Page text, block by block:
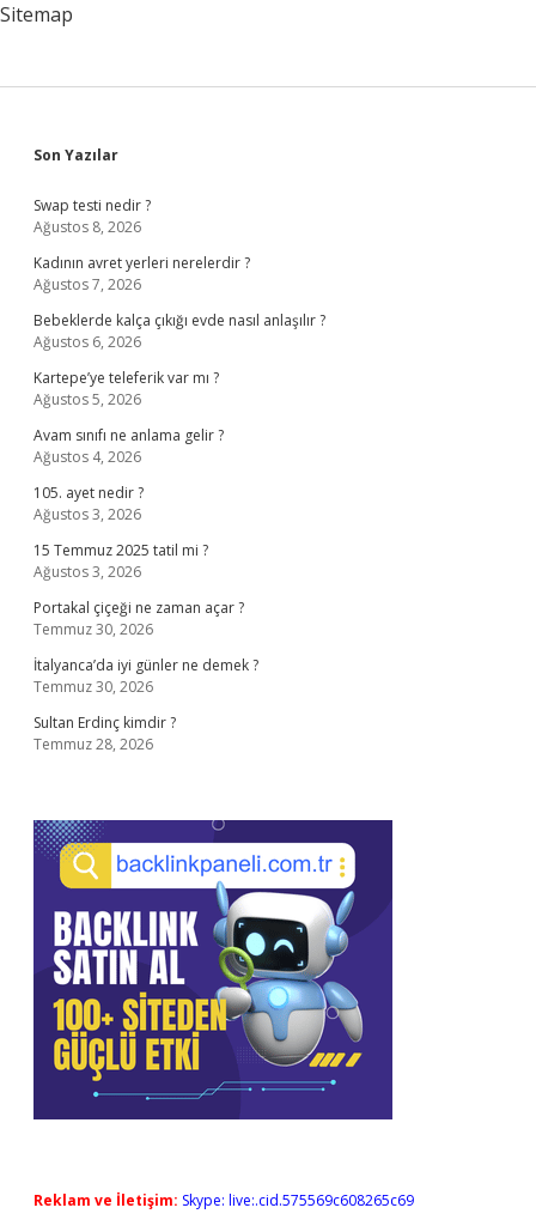
Sitemap
Sidebar
Son Yazılar
Swap testi nedir ?
Ağustos 8, 2026
Kadının avret yerleri nerelerdir ?
Ağustos 7, 2026
Bebeklerde kalça çıkığı evde nasıl anlaşılır ?
Ağustos 6, 2026
Kartepe’ye teleferik var mı ?
Ağustos 5, 2026
Avam sınıfı ne anlama gelir ?
Ağustos 4, 2026
105. ayet nedir ?
Ağustos 3, 2026
15 Temmuz 2025 tatil mi ?
Ağustos 3, 2026
Portakal çiçeği ne zaman açar ?
Temmuz 30, 2026
İtalyanca’da iyi günler ne demek ?
Temmuz 30, 2026
Sultan Erdinç kimdir ?
Temmuz 28, 2026
Reklam ve İletişim: Skype: live:.cid.575569c608265c69